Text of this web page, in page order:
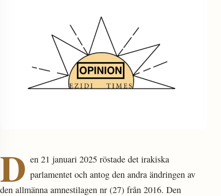
D en 21 januari 2025 röstade det irakiska
parlamentet och antog den andra ändringen av
den allmänna amnestilagen nr (27) från 2016. Den